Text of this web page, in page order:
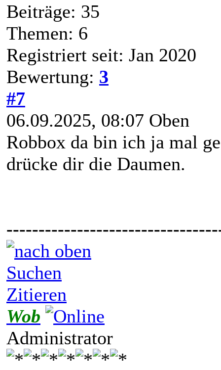
Beiträge: 35
Themen: 6
Registriert seit: Jan 2020
Bewertung: 3
#7
06.09.2025, 08:07 Oben
Robbox da bin ich ja mal
drücke dir die Daumen.
Suchen
Zitieren
Wob
Administrator